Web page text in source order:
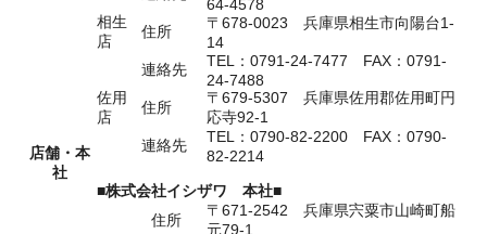
店舗・本
社
64-4578
相生
店
住所
〒678-0023 兵庫県相生市向陽台1-
14
連絡先
TEL：0791-24-7477 FAX：0791-
24-7488
佐用
店
住所
〒679-5307 兵庫県佐用郡佐用町円
応寺92-1
連絡先
TEL：0790-82-2200 FAX：0790-
82-2214
■株式会社イシザワ 本社■
住所
〒671-2542 兵庫県宍粟市山崎町船
元79-1